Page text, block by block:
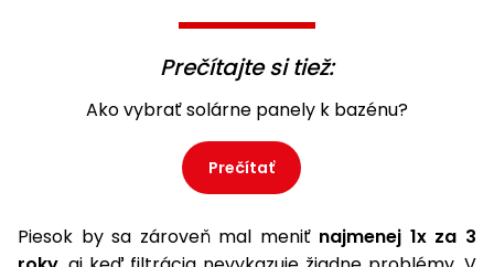
Prečítajte si tiež:
Ako vybrať solárne panely k bazénu?
Prečítať
Piesok by sa zároveň mal meniť najmenej 1x za 3